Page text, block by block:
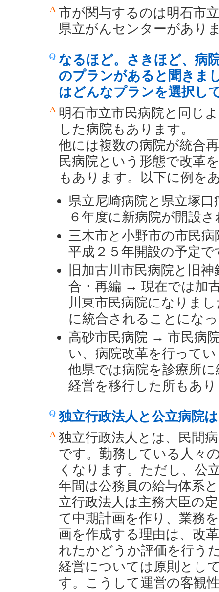
市が関与するのは明石市
県立がんセンターがあり
なるほど。さきほど、病
のプランがあると聞きま
はどんなプランを選択し
明石市立市民病院と同じ
した病院もあります。
他には複数の病院が統合
民病院という形態で改革
もあります。以下に例を
県立尼崎病院と県立塚
６年度に新病院が開設
三木市と小野市の市民
平成２５年開設の予定で
旧加古川市民病院と旧
合・再編 → 現在では加
川東市民病院になりま
に統合されることにな
高砂市民病院 → 市民病
い、病院改革を行って
他県では病院を診療所
経営を移行した所もあ
独立行政法人と公立病院
独立行政法人とは、民間
です。勤務している人々
くなります。ただし、公
年間は公務員の給与体系
立行政法人は主務大臣の
て中期計画を作り、業務
画を作成する理由は、改
れたかどうか評価を行う
経営については原則とし
す。こうして運営の客観